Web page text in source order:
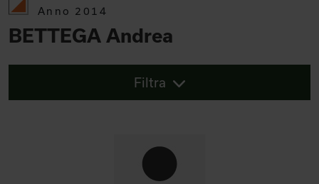
Anno 2014
BETTEGA Andrea
Filtra